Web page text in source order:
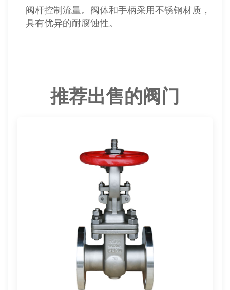
阀杆控制流量。阀体和手柄采用不锈钢材质，
具有优异的耐腐蚀性。
推荐出售的阀门